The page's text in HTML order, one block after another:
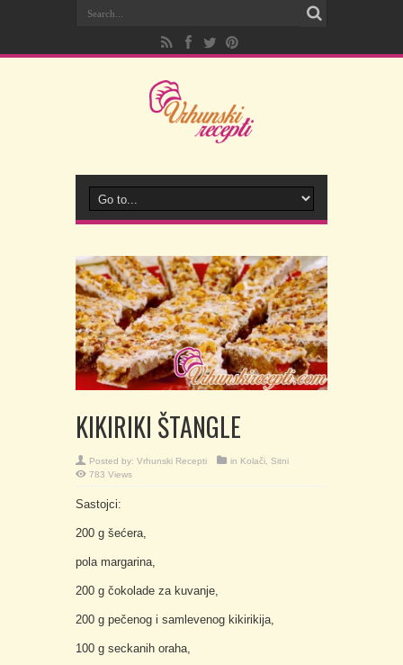
KIKIRIKI ŠTANGLE
Posted by: Vrhunski Recepti in Kolači Sitni
783 Views
Sastojci:
200 g šećera,
pola margarina,
200 g čokolade za kuvanje,
200 g pečenog i samlevenog kikirikija,
100 g seckanih oraha,